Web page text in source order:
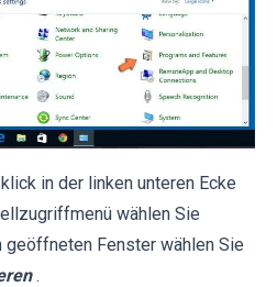
in der linken unteren Ecke
wählen Sie
Fenster wählen Sie
.